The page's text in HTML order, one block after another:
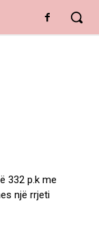
332 p.k me
një rrjeti